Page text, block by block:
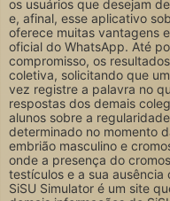
os usuários que desejam
e, afinal, esse aplicativo
oferece muitas vantagens
oficial do WhatsApp. Até
compromisso, os
coletiva, solicitando que
vez registre a palavra no
respostas dos demais
alunos sobre a
determinado no momento
embrião masculino e
onde a presença do
testículos e a sua ausência
SiSU Simulator é um site